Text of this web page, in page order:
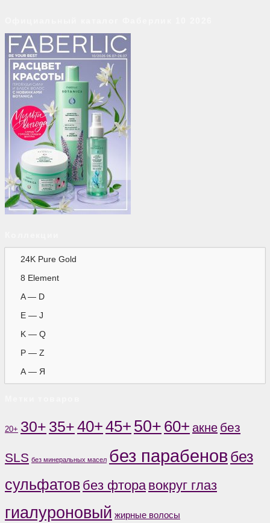
24K Pure Gold
8 Element
A — D
E — J
K — Q
P — Z
А — Я
20+ 30+ 35+40+45+ 50+ 60+ акне без
SLS без минеральных масел без парабеновбез
сульфатов без фтора вокруг глаз
гиалуроновый жирные волосы